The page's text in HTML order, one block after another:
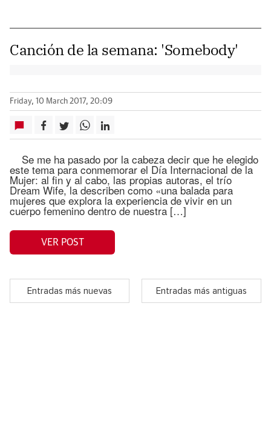
Canción de la semana: 'Somebody'
Friday, 10 March 2017, 20:09
Se me ha pasado por la cabeza decir que he elegido
este tema para conmemorar el Día Internacional de la
Mujer: al fin y al cabo, las propias autoras, el trío
Dream Wife, la describen como «una balada para
mujeres que explora la experiencia de vivir en un
cuerpo femenino dentro de nuestra […]
VER POST
Entradas más nuevas Entradas más antiguas